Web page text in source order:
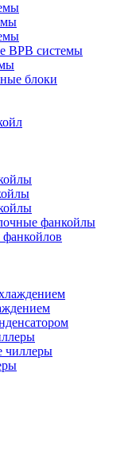
ВРВ системы
блоки
фанкойлы
фанкойлов
чиллеры